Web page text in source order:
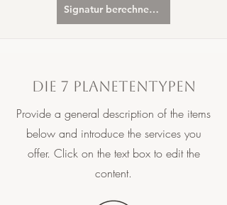
Signatur berechnen lassen
Die 7 Planetentypen
Provide a general description of the items
below and introduce the services you
offer. Click on the text box to edit the
content.